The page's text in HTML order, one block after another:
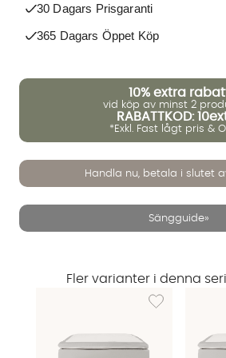
30 Dagars Prisgaranti
365 Dagars Öppet Köp
10% extra
vid köp av minst 2
RABATTKOD:
*Exkl. Fast lågt pris &
Handla nu, betala i slutet
Sängguide»
Fler varianter i denna
Lägg till i